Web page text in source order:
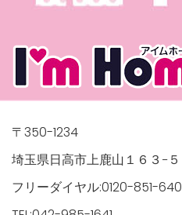
manager/wp-
top-
〒350-1234
埼玉県日高市上鹿山１６３−５
フリーダイヤル:0120-851-640